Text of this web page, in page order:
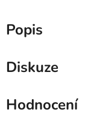
Popis
Diskuze
Hodnocení